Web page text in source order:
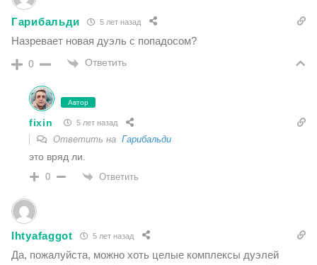
Гарибальди 5 лет назад
Назревает новая дуэль с попадосом?
0 Ответить
Автор
fixin 5 лет назад
Ответить на Гарибальди
это вряд ли.
0 Ответить
Ihtyafaggot 5 лет назад
Да, пожалуйста, можно хоть целые комплексы дуэлей